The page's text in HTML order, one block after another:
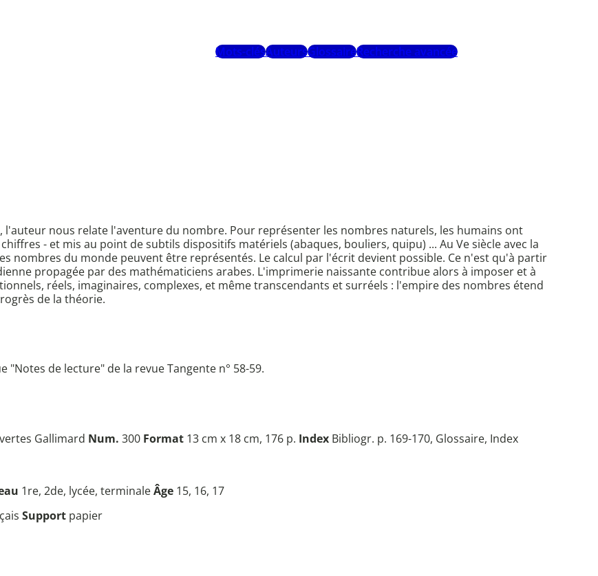
Mots-clésAuteursGlossaireRecherche avancée
nous relate l'aventure du nombre. Pour représenter les nombres naturels, les humains ont
- et mis au point de subtils dispositifs matériels (abaques, bouliers, quipu) ... Au Ve siècle avec la
nombres du monde peuvent être représentés. Le calcul par l'écrit devient possible. Ce n'est qu'à partir
propagée par des mathématiciens arabes. L'imprimerie naissante contribue alors à imposer et à
réels, imaginaires, complexes, et même transcendants et surréels : l'empire des nombres étend
de la théorie.
de lecture" de la revue Tangente n° 58-59.
Gallimard Num. 300 Format 13 cm x 18 cm, 176 p. Index Bibliogr. p. 169-170, Glossaire, Index
1re, 2de, lycée, terminaleÂge 15, 16, 17
Support papier